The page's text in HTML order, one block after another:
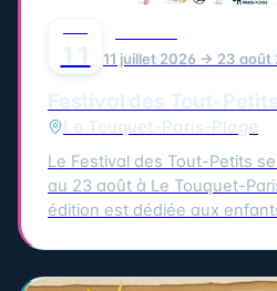
11 juillet 2026 → 23 août
Le Touquet-Paris-Plage
Le Festival des Tout-Petits
au 23 août à Le Touquet-Paris-Plage.
édition est dédiée aux
vous majeurs auront lieu